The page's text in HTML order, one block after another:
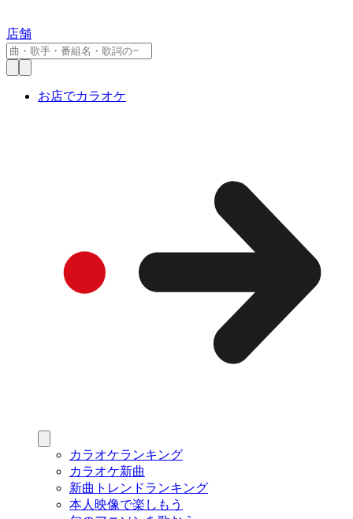
店舗
お店でカラオケ
カラオケランキング
カラオケ新曲
新曲トレンドランキング
本人映像で楽しもう